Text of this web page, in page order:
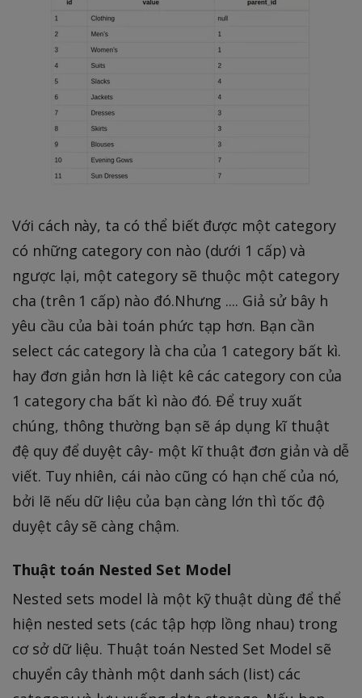
Với cách này, ta có thể biết được một category
có những category con nào (dưới 1 cấp) và
ngược lại, một category sẽ thuộc một category
cha (trên 1 cấp) nào đó.Nhưng .... Giả sử bây h
yêu cầu của bài toán phức tạp hơn. Bạn cần
select các category là cha của 1 category bất kì.
hay đơn giản hơn là liệt kê các category con của
1 category cha bất kì nào đó. Để truy xuất
chúng, thông thường bạn sẽ áp dụng kĩ thuật
đệ quy để duyệt cây- một kĩ thuật đơn giản và dễ
viết. Tuy nhiên, cái nào cũng có hạn chế của nó,
bởi lẽ nếu dữ liệu của bạn càng lớn thì tốc độ
duyệt cây sẽ càng chậm.
Thuật toán Nested Set Model
Nested sets model là một kỹ thuật dùng để thể
hiện nested sets (các tập hợp lồng nhau) trong
cơ sở dữ liệu. Thuật toán Nested Set Model sẽ
chuyển cây thành một danh sách (list) các